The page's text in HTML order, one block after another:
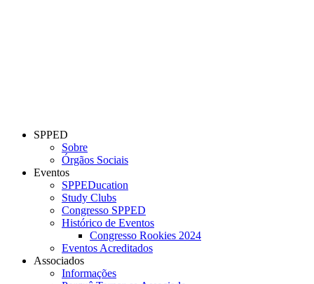
SPPED
Sobre
Órgãos Sociais
Eventos
SPPEDucation
Study Clubs
Congresso SPPED
Histórico de Eventos
Congresso Rookies 2024
Eventos Acreditados
Associados
Informações